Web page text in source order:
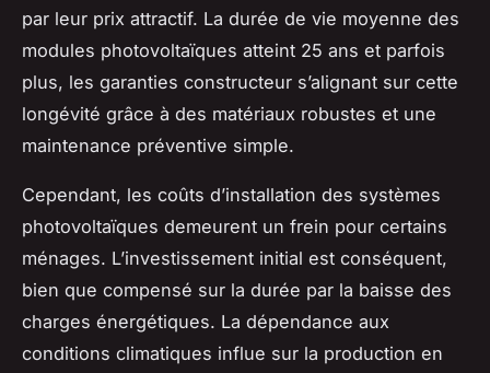
par leur prix attractif. La durée de vie moyenne des
modules photovoltaïques atteint 25 ans et parfois
plus, les garanties constructeur s’alignant sur cette
longévité grâce à des matériaux robustes et une
maintenance préventive simple.
Cependant, les coûts d’installation des systèmes
photovoltaïques demeurent un frein pour certains
ménages. L’investissement initial est conséquent,
bien que compensé sur la durée par la baisse des
charges énergétiques. La dépendance aux
conditions climatiques influe sur la production en